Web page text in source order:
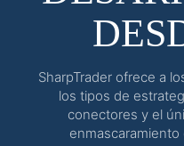
SharpTrader ofrece a
los tipos de
conectores y el
enmascaramiento